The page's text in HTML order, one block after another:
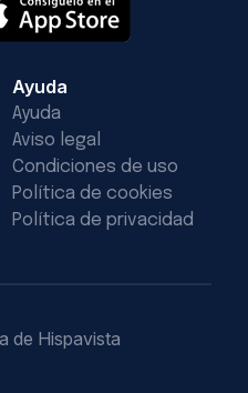
Ayuda
Ayuda
Aviso legal
Condiciones de uso
Política de cookies
Política de privacidad
de Hispavista